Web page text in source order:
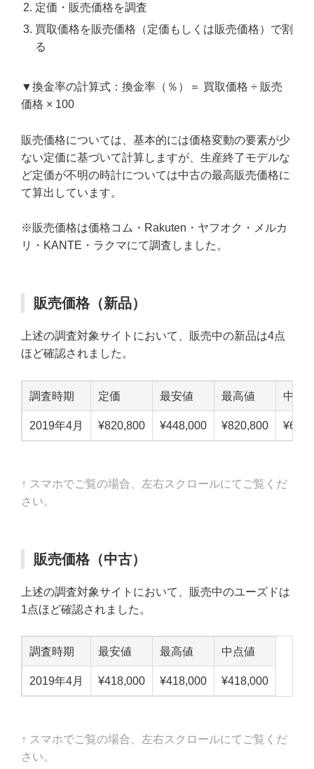
定価・販売価格を調査
買取価格を販売価格（定価もしくは販売価格）で割
る
▼換金率の計算式：換金率（％）＝ 買取価格 ÷ 販売
価格 × 100
販売価格については、基本的には価格変動の要素が少
ない定価に基づいて計算しますが、生産終了モデルな
ど定価が不明の時計については中古の最高販売価格に
て算出しています。
※販売価格は価格コム・Rakuten・ヤフオク・メルカ
リ・KANTE・ラクマにて調査しました。
販売価格（新品）
上述の調査対象サイトにおいて、販売中の新品は4点
ほど確認されました。
調査時期 定価 最安値 最高値 中点
2019年4月 ¥820,800 ¥448,000 ¥820,800
↑ スマホでご覧の場合、左右スクロールにてご覧くだ
さい。
販売価格（中古）
上述の調査対象サイトにおいて、販売中のユーズドは
1点ほど確認されました。
調査時期 最安値 最高値 中点値
2019年4月 ¥418,000 ¥418,000 ¥418,000
↑ スマホでご覧の場合、左右スクロールにてご覧くだ
さい。